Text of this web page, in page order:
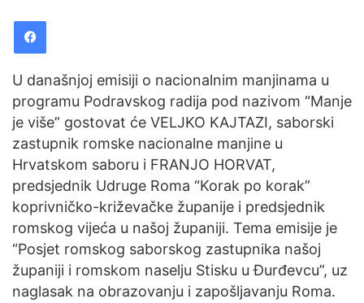
a
e
m
a
i
l
U današnjoj emisiji o nacionalnim manjinama u
programu Podravskog radija pod nazivom “Manje
je više” gostovat će VELJKO KAJTAZI, saborski
zastupnik romske nacionalne manjine u
Hrvatskom saboru i FRANJO HORVAT,
predsjednik Udruge Roma “Korak po korak”
koprivničko-križevačke županije i predsjednik
romskog vijeća u našoj županiji. Tema emisije je
“Posjet romskog saborskog zastupnika našoj
županiji i romskom naselju Stisku u Đurđevcu”, uz
naglasak na obrazovanju i zapošljavanju Roma.